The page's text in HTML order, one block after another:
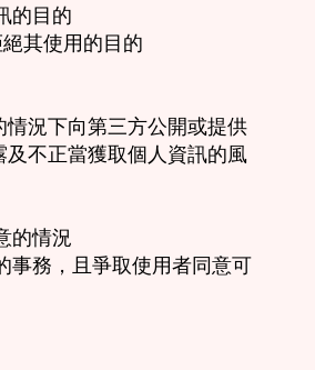
的目的
其使用的目的
況下向第三方公開或提供
不正當獲取個人資訊的風
的情況
事務，且爭取使用者同意可